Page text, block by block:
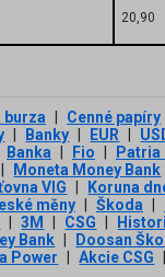
20,90
burza |
Cenné papíry
| Banky | EUR |
Banka | Fio |
Patria
|
Moneta Money Bank
VIG |
Koruna
měny | Škoda |
| 3М | CSG |
Bank |
Doosan
Power | Akcie CSG